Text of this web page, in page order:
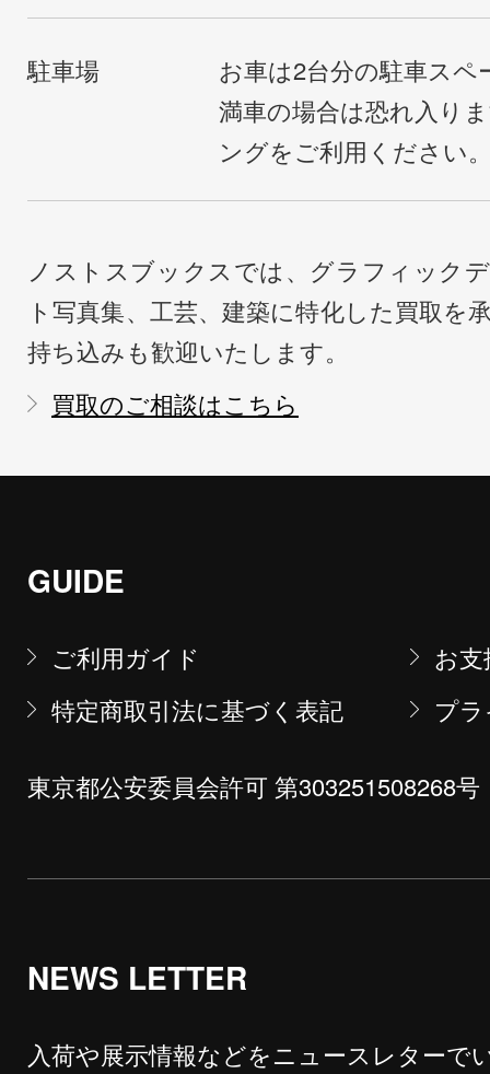
駐車場
お車は2台分の駐車ス
満車の場合は恐れ入り
ングをご利用ください
ノストスブックスでは、グラフィック
ト写真集、工芸、建築に特化した買取を
持ち込みも歓迎いたします。
買取のご相談はこちら
GUIDE
ご利用ガイド
お
特定商取引法に基づく表記
プ
東京都公安委員会許可 第303251508268号
NEWS LETTER
入荷や展示情報などをニュースレターで